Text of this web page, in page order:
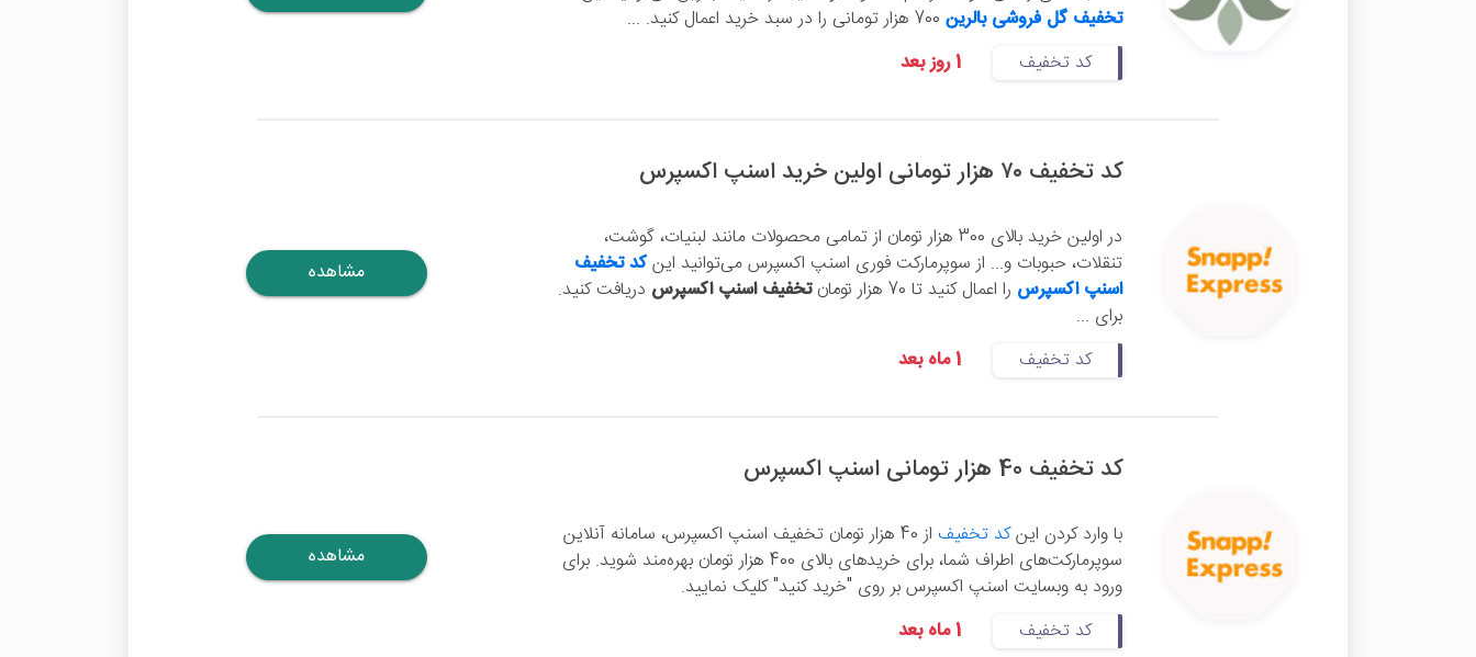
تخفیف گل فروشی بالرین700 هزار تومانی را در سبد خرید اعمال کنید. ...
کد تخفیف
1 روز بعد
کد تخفیف ۷۰ هزار تومانی اولین خرید اسنپ اکسپرس
در اولین خرید بالای 300 هزار تومان از تمامی محصولات مانند لبنیات، گوشت،
تنقلات، حبوبات و... از سوپرمارکت فوری اسنپ اکسپرس می‌توانید اینکد تخفیف
اسنپ اکسپرس را اعمال کنید تا 70 هزار تومان تخفیف اسنپ اکسپرس دریافت کنید.
برای ...
کد تخفیف
1 ماه بعد
مشاهده
کد تخفیف 40 هزار تومانی اسنپ اکسپرس
با وارد کردن اینکد تخفیف
از 40 هزار تومان تخفیف اسنپ اکسپرس، سامانه آنلاین
سوپرمارکت‌های اطراف شما، برای خریدهای بالای 400 هزار تومان بهره‌مند شوید. برای
ورود به وبسایت اسنپ اکسپرس بر روی "خرید کنید" کلیک نمایید.
کد تخفیف
1 ماه بعد
مشاهده